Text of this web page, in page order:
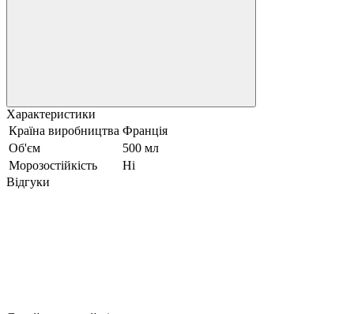
Характеристики
Країна виробництва Франція
Об'єм
500 мл
Морозостійкість
Ні
Відгуки